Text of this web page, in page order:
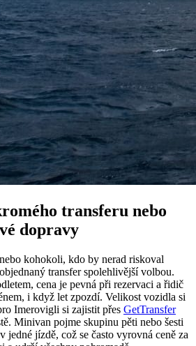
transferu nebo
dopravy
kohokoli, kdo by nerad riskoval
transfer spolehlivější volbou.
cena je pevná při rezervaci a řidič
i když let zpozdí. Velikost vozidla si
Imerovigli si zajistit přes GetTransfer
Minivan pojme skupinu pěti nebo šesti
jedné jízdě, což se často vyrovná ceně za